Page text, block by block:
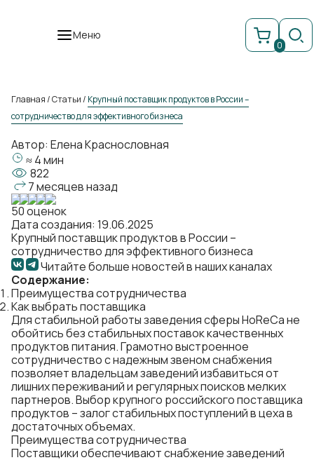
Меню
0
Главная/Статьи/ Крупный поставщик продуктов в России –
сотрудничество для эффективного бизнеса
Автор: Елена Краснословная
≈ 4 мин
822
7 месяцев назад
50 оценок
Дата создания: 19.06.2025
Крупный поставщик продуктов в России –
сотрудничество для эффективного бизнеса
Читайте больше новостей в наших каналах
Содержание:
Преимущества сотрудничества
Как выбрать поставщика
Для стабильной работы заведения сферы HoReCa не
обойтись без стабильных поставок качественных
продуктов питания. Грамотно выстроенное
сотрудничество с надежным звеном снабжения
позволяет владельцам заведений избавиться от
лишних переживаний и регулярных поисков мелких
партнеров. Выбор крупного российского поставщика
продуктов – залог стабильных поступлений в цеха в
достаточных объемах.
Преимущества сотрудничества
Поставщики обеспечивают снабжение заведений